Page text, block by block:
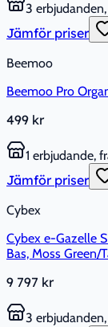
3
Jämför priser
Beemoo
Beemoo Pro
499 kr
1 erbjudande,
Jämför priser
Cybex
Cybex e-Gazelle
Bas, Moss Green/
9 797 kr
3